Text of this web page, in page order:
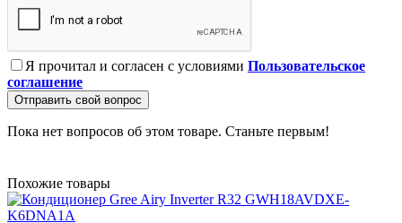
Я прочитал и согласен с условиями Пользовательское
соглашение
Отправить свой вопрос
Пока нет вопросов об этом товаре. Станьте первым!
Похожие товары